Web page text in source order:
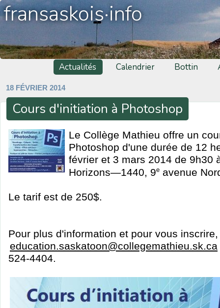
fransaskois·info
Actualités Calendrier Bottin
18 FÉVRIER 2014
Cours d'initiation à Photoshop
Le Collège Mathieu offre un
Photoshop d'une durée de 12
février et 3 mars 2014 de 9h30
Horizons—1440, 9e avenue
Le tarif est de 250$.
Pour plus d'information et pour vous
education.saskatoon@collegemathieu.sk.ca
524-4404.